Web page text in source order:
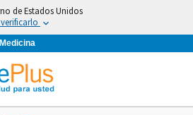
de Estados Unidos